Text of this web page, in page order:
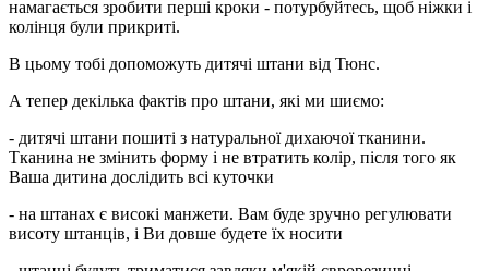
намагається зробити перші кроки - потурбуйтесь, щоб ніжки і
колінця були прикриті.
В цьому тобі допоможуть дитячі штани від Тюнс.
А тепер декілька фактів про штани, які ми шиємо:
- дитячі штани пошиті з натуральної дихаючої тканини.
Тканина не змінить форму і не втратить колір, після того як
Ваша дитина дослідить всі куточки
- на штанах є високі манжети. Вам буде зручно регулювати
висоту штанців, і Ви довше будете їх носити